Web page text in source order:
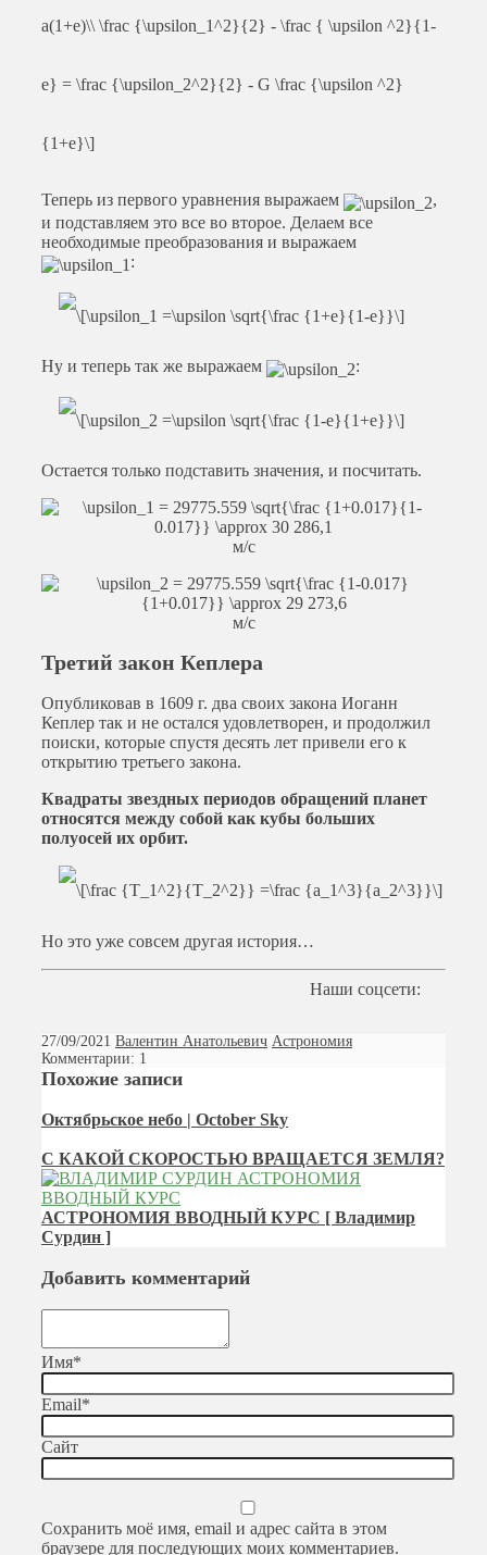
Теперь из первого уравнения выражаем
,
и подставляем это все во второе. Делаем все
необходимые преобразования и выражаем
:
Ну и теперь так же выражаем :
Остается только подставить значения, и посчитать.
м/с
м/с
Третий закон Кеплера
Опубликовав в 1609 г. два своих закона Иоганн
Кеплер так и не остался удовлетворен, и продолжил
поиски, которые спустя десять лет привели его к
открытию третьего закона.
Квадраты звездных периодов обращений планет
относятся между собой как кубы больших
полуосей их орбит.
Но это уже совсем другая история…
Наши соцсети:
27/09/2021 Валентин Анатольевич Астрономия
Комментарии: 1
Похожие записи
Октябрьское небо | October Sky
С КАКОЙ СКОРОСТЬЮ ВРАЩАЕТСЯ ЗЕМЛЯ?
АСТРОНОМИЯ ВВОДНЫЙ КУРС [ Владимир
Сурдин ]
Добавить комментарий
Имя*
Email*
Сайт
Сохранить моё имя, email и адрес сайта в этом
браузере для последующих моих комментариев.